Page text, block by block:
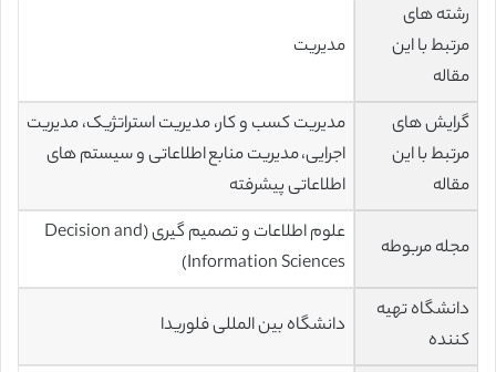
رشته های
مرتبط با این
مقاله
مدیریت
گرایش های
مرتبط با این
مقاله
مدیریت کسب و کار، مدیریت استراتژیک، مدیریت
اجرایی، مدیریت منابع اطلاعاتی و سیستم های
اطلاعاتی پیشرفته
مجله مربوطه
علوم اطلاعات و تصمیم گیری (Decision and
Information Sciences)
دانشگاه تهیه
کننده
دانشگاه بین المللی فلوریدا